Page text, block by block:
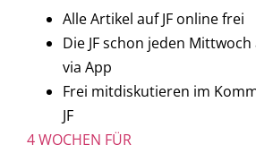
Alle Artikel auf JF online frei
Die JF schon jeden
via App
Frei mitdiskutieren im
JF
4 WOCHEN FÜR